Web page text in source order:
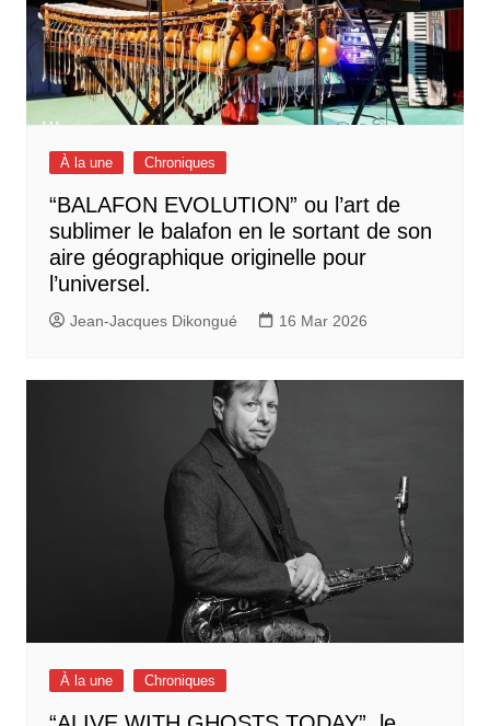
À la une Chroniques
“BALAFON EVOLUTION” ou l’art de
sublimer le balafon en le sortant de son
aire géographique originelle pour
l’universel.
Jean-Jacques Dikongué 16 Mar 2026
À la une Chroniques